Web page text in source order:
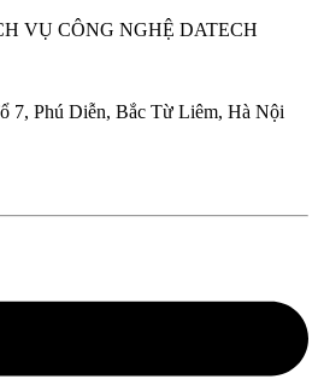
VỤ CÔNG NGHỆ DATECH
7, Phú Diễn, Bắc Từ Liêm, Hà Nội